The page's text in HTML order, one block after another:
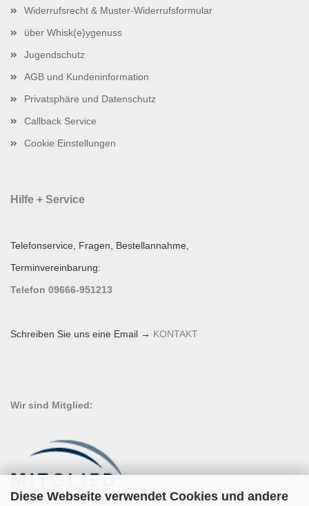
Diese Webseite verwendet Cookies und andere
Widerrufsrecht & Muster-Widerrufsformular
über Whisk(e)ygenuss
Jugendschutz
AGB und Kundeninformation
Privatsphäre und Datenschutz
Callback Service
Cookie Einstellungen
Hilfe + Service
Telefonservice, Fragen, Bestellannahme,
Terminvereinbarung:
Telefon 09666-951213
Schreiben Sie uns eine Email → KONTAKT
Wir sind Mitglied: